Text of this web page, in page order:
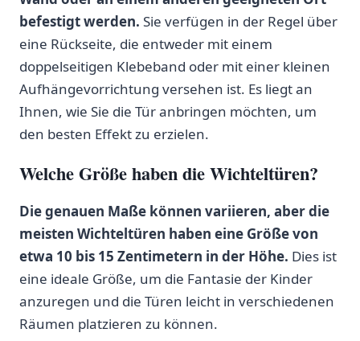
befestigt werden. ‍Sie verfügen in der Regel über
eine Rückseite, die entweder mit einem
doppelseitigen Klebeband ‌oder mit einer kleinen
Aufhängevorrichtung versehen ist. Es‍ liegt an
Ihnen, wie Sie die ⁣Tür anbringen möchten, um
den besten Effekt zu erzielen.
Welche Größe haben die Wichteltüren?
Die ‌genauen Maße können‍ variieren, aber die
meisten Wichteltüren haben eine Größe von
etwa 10 bis 15 Zentimetern in der Höhe. Dies ist
eine ideale Größe, um die Fantasie der Kinder
anzuregen und die Türen leicht in verschiedenen
Räumen platzieren zu können.